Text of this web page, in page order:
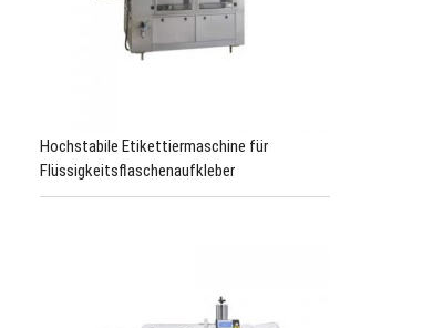
Hochstabile Etikettiermaschine für
Flüssigkeitsflaschenaufkleber